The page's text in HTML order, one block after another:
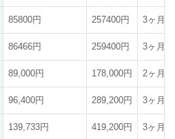
85800円 257400円 3ヶ月
86466円 259400円 3ヶ月
89,000円 178,000円 2ヶ月
96,400円 289,200円 3ヶ月
139,733円 419,200円 3ヶ月